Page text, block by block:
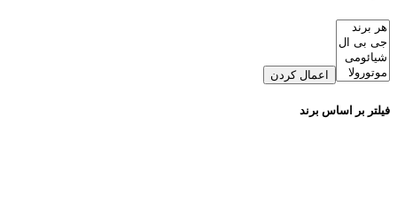
اعمال کردن
فیلتر بر اساس برند